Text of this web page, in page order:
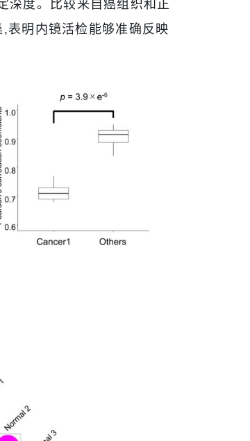
深度。比较来自癌组织和正
表明内镜活检能够准确反映